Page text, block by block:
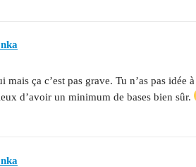
mais ça c’est pas grave. Tu n’as pas
d’avoir un minimum de bases bien sûr.